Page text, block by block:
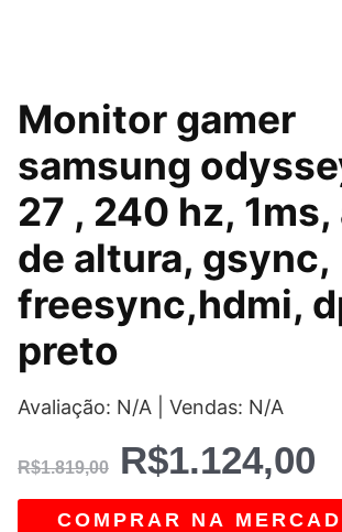
Monitor gamer
samsung
27 , 240 hz,
de altura, gsync,
freesync,hdmi,
preto
Avaliação: N/A | Vendas: N/A
R$1.819,00
O
preço
original
era:
R$1.819,00.
R$1.124,00
COMPRAR NA